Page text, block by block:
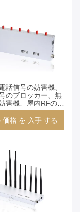
話信号の妨害機、
のブロッカー、無
害機、屋内RFの妨
価格 を 入手 する